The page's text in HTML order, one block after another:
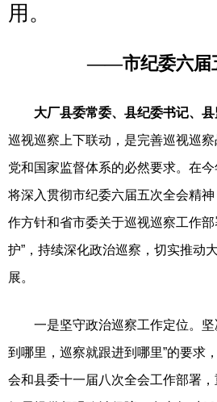
用。
——市纪委六届五
大厂县委常委、县纪委书记、县
巡视巡察上下联动，是完善巡视巡
党和国家监督体系的必然要求。在
将深入贯彻市纪委六届五次全会精
作方针和省市委关于巡视巡察工作
护”，持续深化政治巡察，切实推动
展。
一是坚守政治巡察工作定位。坚
到哪里，巡察就跟进到哪里”的要求
会和县委十一届八次全会工作部署，